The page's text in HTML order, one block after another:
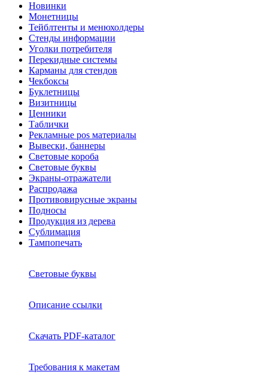
Новинки
Монетницы
Тейблтенты и менюхолдеры
Стенды информации
Уголки потребителя
Перекидные системы
Карманы для стендов
Чекбоксы
Буклетницы
Визитницы
Ценники
Таблички
Рекламные pos материалы
Вывески, баннеры
Световые короба
Световые буквы
Экраны-отражатели
Распродажа
Противовирусные экраны
Подносы
Продукция из дерева
Сублимация
Тампопечать
Световые буквы
Описание ссылки
Скачать PDF-каталог
Требования к макетам